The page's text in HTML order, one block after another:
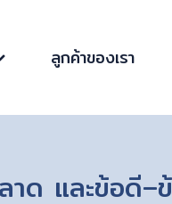
ลูกค้าของเรา
ด และข้อดี